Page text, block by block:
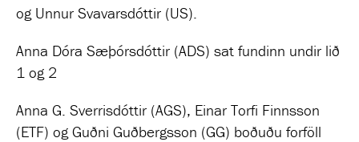
og Unnur Svavarsdóttir (US).
Anna Dóra Sæþórsdóttir (ADS) sat fundinn undir lið
1 og 2
Anna G. Sverrisdóttir (AGS), Einar Torfi Finnsson
(ETF) og Guðni Guðbergsson (GG) boðuðu forföll